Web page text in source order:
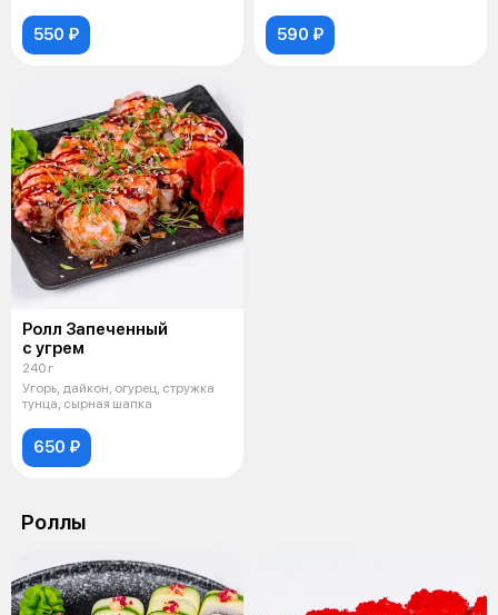
550 ₽ 590 ₽
Ролл Запеченный
с угрем
240 г
Угорь, дайкон, огурец, стружка
тунца, сырная шапка
650 ₽
Роллы